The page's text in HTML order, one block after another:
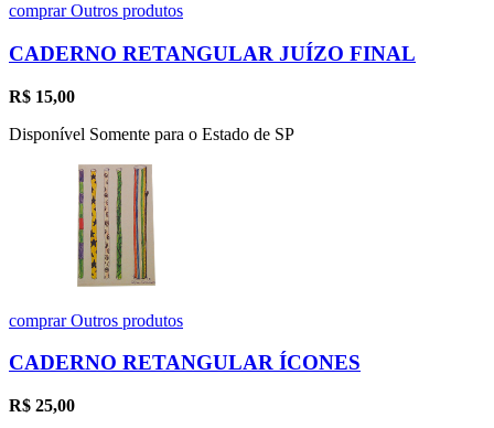
comprarOutros produtos
CADERNO RETANGULAR JUÍZO FINAL
R$ 15,00
Disponível Somente para o Estado de SP
comprarOutros produtos
CADERNO RETANGULAR ÍCONES
R$ 25,00